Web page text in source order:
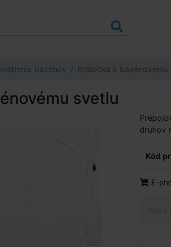
bazénov Krabička k bazénovému
svetlu
druhov
Kód
E-